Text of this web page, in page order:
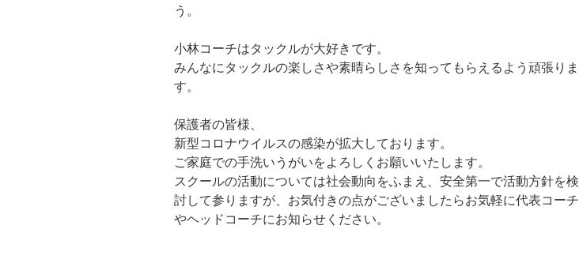
う。
小林コーチはタックルが大好きです。
みんなにタックルの楽しさや素晴らしさを知ってもらえるよう頑張りま
す。
保護者の皆様、
新型コロナウイルスの感染が拡大しております。
ご家庭での手洗いうがいをよろしくお願いいたします。
スクールの活動については社会動向をふまえ、安全第一で活動方針を検
討して参りますが、お気付きの点がございましたらお気軽に代表コーチ
やヘッドコーチにお知らせください。